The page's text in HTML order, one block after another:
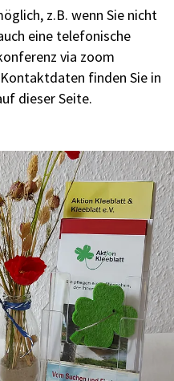
z.B. wenn Sie nicht
eine telefonische
via zoom
Kontaktdaten finden Sie in
dieser Seite.